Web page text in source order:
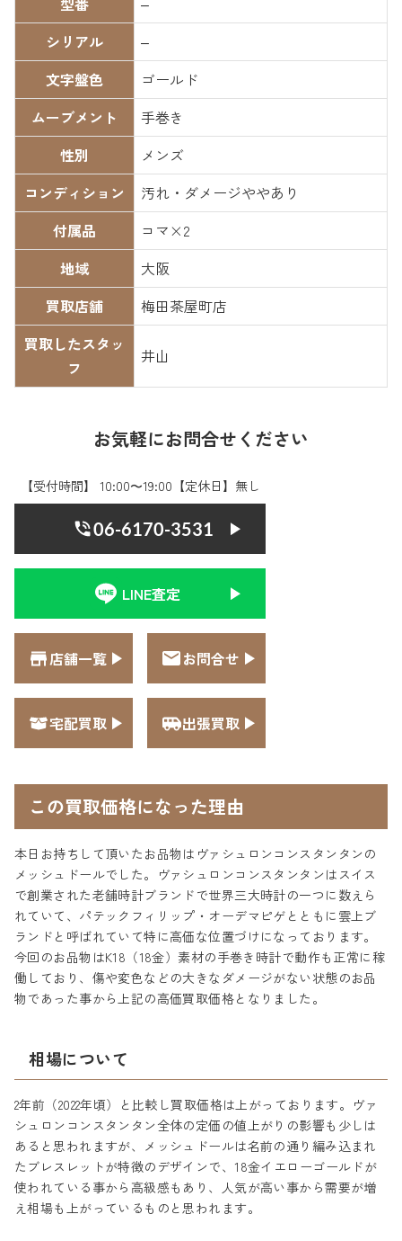
シリアル
–
文字盤色
ゴールド
ムーブメント
手巻き
性別
メンズ
コンディション
汚れ・ダメージややあり
付属品
コマ×2
地域
大阪
買取店舗
梅田茶屋町店
買取したスタッ
フ
井山
お気軽にお問合せください
【受付時間】 10:00〜19:00【定休日】無し
06-6170-3531
LINE査定
店舗一覧 お問合せ
宅配買取 出張買取
この買取価格になった理由
本日お持ちして頂いたお品物はヴァシュロンコンスタンタンの
メッシュドールでした。ヴァシュロンコンスタンタンはスイス
で創業された老舗時計ブランドで世界三大時計の一つに数えら
れていて、パテックフィリップ・オーデマピゲとともに雲上ブ
ランドと呼ばれていて特に高価な位置づけになっております。
今回のお品物はK18（18金）素材の手巻き時計で動作も正常に稼
働しており、傷や変色などの大きなダメージがない状態のお品
物であった事から上記の高価買取価格となりました。
相場について
2年前（2022年頃）と比較し買取価格は上がっております。ヴァ
シュロンコンスタンタン全体の定価の値上がりの影響も少しは
あると思われますが、メッシュドールは名前の通り編み込まれ
たブレスレットが特徴のデザインで、18金イエローゴールドが
使われている事から高級感もあり、人気が高い事から需要が増
え相場も上がっているものと思われます。